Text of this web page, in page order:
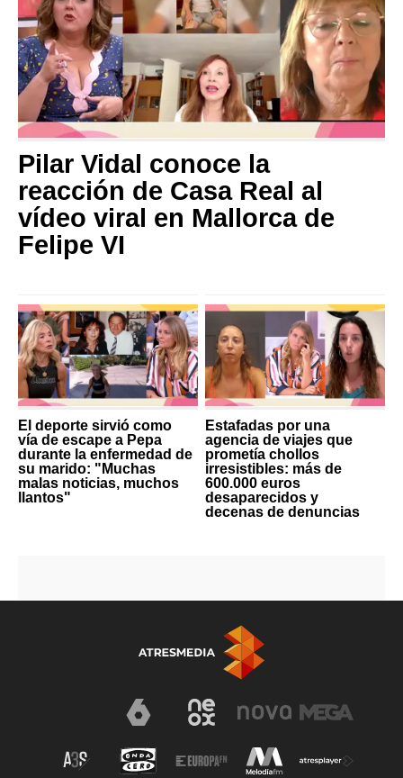
Pilar Vidal conoce la
reacción de Casa Real al
vídeo viral en Mallorca de
Felipe VI
El deporte sirvió como
vía de escape a Pepa
durante la enfermedad de
su marido: "Muchas
malas noticias, muchos
llantos"
Estafadas por una
agencia de viajes que
prometía chollos
irresistibles: más de
600.000 euros
desaparecidos y
decenas de denuncias